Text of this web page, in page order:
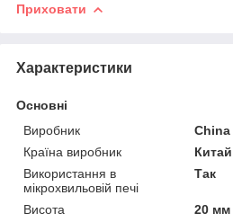
Приховати
Характеристики
Основні
Виробник
China
Країна виробник
Китай
Використання в
мікрохвильовій печі
Так
Висота
20 мм